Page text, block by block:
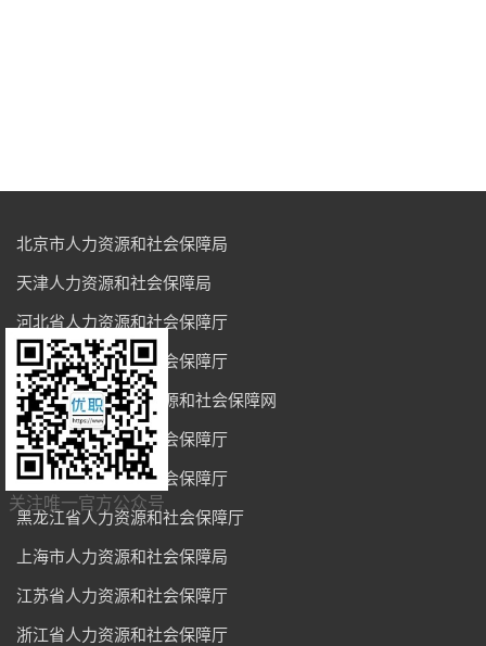
关注唯一官方公众号
北京市人力资源和社会保障局
天津人力资源和社会保障局
河北省人力资源和社会保障厅
山西省人力资源和社会保障厅
内蒙古自治区人力资源和社会保障网
辽宁省人力资源和社会保障厅
吉林省人力资源和社会保障厅
黑龙江省人力资源和社会保障厅
上海市人力资源和社会保障局
江苏省人力资源和社会保障厅
浙江省人力资源和社会保障厅